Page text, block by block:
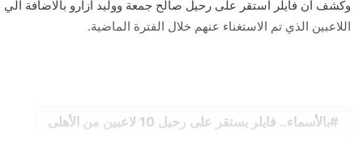
وكشف أن فايلر استقر على رحيل صالح جمعة ووليد أزارو بالاضافة الي
اللاعبين الذي تم الاستغناء عنهم خلال الفترة الماضية.
بالأسماء.. فايلر يستقر على رحيل 10 لاعبين من الأهلى